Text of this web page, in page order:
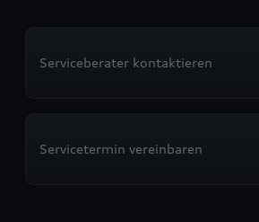
Serviceberater kontaktieren
Servicetermin vereinbaren